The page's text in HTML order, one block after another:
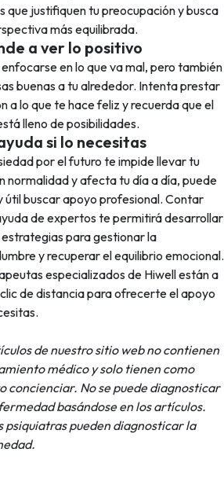
que justifiquen tu preocupación y busca
más equilibrada.
a ver lo positivo
en lo que va mal, pero también
buenas a tu alrededor. Intenta prestar
a lo que te hace feliz y recuerda que el
lleno de posibilidades.
si lo necesitas
por el futuro te impide llevar tu
normalidad y afecta tu día a día, puede
útil buscar apoyo profesional. Contar
de expertos te permitirá desarrollar
para gestionar la
y recuperar el equilibrio emocional.
especializados de Hiwell están a
de distancia para ofrecerte el apoyo
de nuestro sitio web no contienen
médico y solo tienen como
concienciar. No se puede diagnosticar
basándose en los artículos.
psiquiatras pueden diagnosticar la